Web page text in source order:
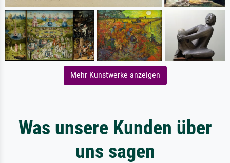
Mehr Kunstwerke anzeigen
Was unsere Kunden über
uns sagen